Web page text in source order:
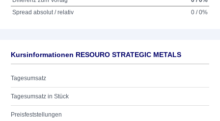
Spread absolut / relativ
0 / 0%
Kursinformationen RESOURO STRATEGIC METALS
Tagesumsatz
Tagesumsatz in Stück
Preisfeststellungen